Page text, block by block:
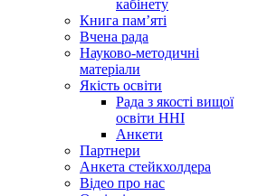
кабінету
Книга памʼяті
Вчена рада
Науково-методичні
матеріали
Якість освіти
Рада з якості вищої
освіти ННІ
Анкети
Партнери
Анкета стейкхолдера
Відео про нас